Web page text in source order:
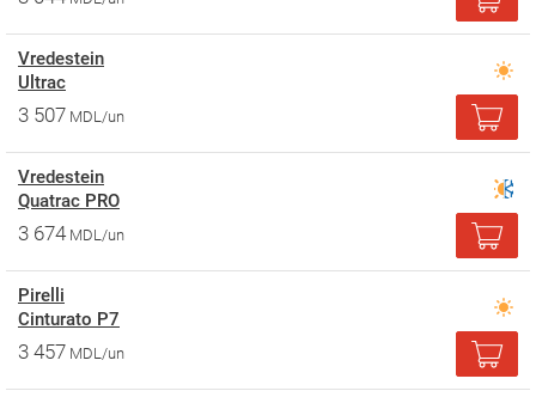
Vredestein
Ultrac
3 507 MDL/un
Vredestein
Quatrac PRO
3 674 MDL/un
Pirelli
Cinturato P7
3 457 MDL/un